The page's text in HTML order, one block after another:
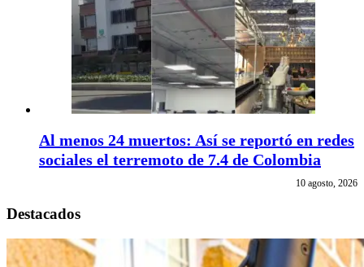
Al menos 24 muertos: Así se reportó en redes
sociales el terremoto de 7.4 de Colombia
10 agosto, 2026
Destacados